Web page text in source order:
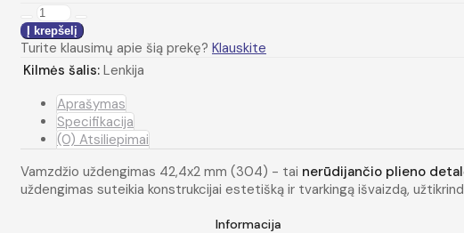
Turite klausimų apie šią prekę? Klauskite
Kilmės šalis: Lenkija
Aprašymas
Specifikacija
(0) Atsiliepimai
Vamzdžio uždengimas 42,4x2 mm (304) - tai nerūdijančio plieno
uždengimas suteikia konstrukcijai estetišką ir tvarkingą išvaizdą,
Informacija